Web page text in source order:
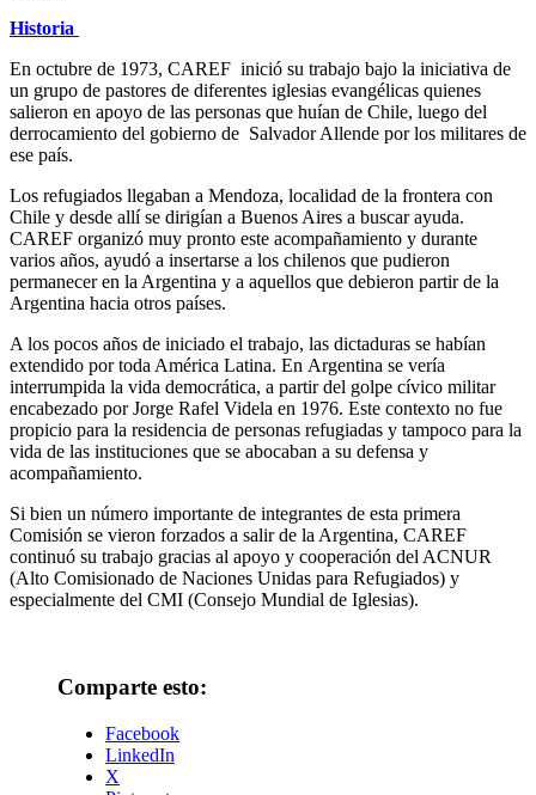
Historia
En octubre de 1973, CAREF inició su trabajo bajo la iniciativa de
un grupo de pastores de diferentes iglesias evangélicas quienes
salieron en apoyo de las personas que huían de Chile, luego del
derrocamiento del gobierno de Salvador Allende por los militares de
ese país.
Los refugiados llegaban a Mendoza, localidad de la frontera con
Chile y desde allí se dirigían a Buenos Aires a buscar ayuda.
CAREF organizó muy pronto este acompañamiento y durante
varios años, ayudó a insertarse a los chilenos que pudieron
permanecer en la Argentina y a aquellos que debieron partir de la
Argentina hacia otros países.
A los pocos años de iniciado el trabajo, las dictaduras se habían
extendido por toda América Latina. En Argentina se vería
interrumpida la vida democrática, a partir del golpe cívico militar
encabezado por Jorge Rafel Videla en 1976. Este contexto no fue
propicio para la residencia de personas refugiadas y tampoco para la
vida de las instituciones que se abocaban a su defensa y
acompañamiento.
Si bien un número importante de integrantes de esta primera
Comisión se vieron forzados a salir de la Argentina, CAREF
continuó su trabajo gracias al apoyo y cooperación del ACNUR
(Alto Comisionado de Naciones Unidas para Refugiados) y
especialmente del CMI (Consejo Mundial de Iglesias).
Comparte esto:
Facebook
LinkedIn
X